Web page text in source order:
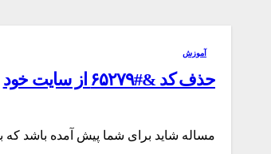
آموزش
حذف کد &#۶۵۲۷۹ از سایت خود
مساله شاید برای شما پیش آمده باشد که